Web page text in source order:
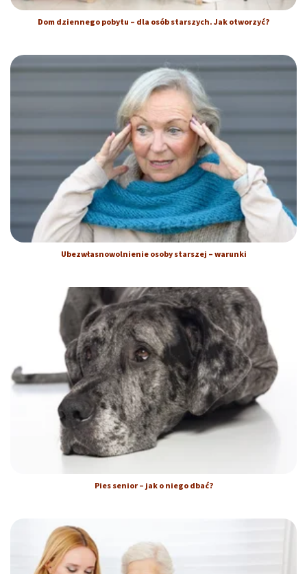
Dom dziennego pobytu – dla osób starszych. Jak otworzyć?
Ubezwłasnowolnienie osoby starszej – warunki
Pies senior – jak o niego dbać?